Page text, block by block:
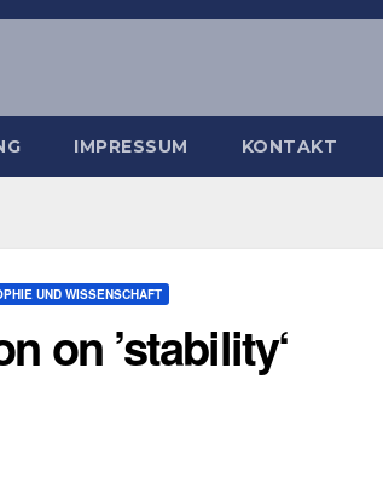
IMPRESSUM KONTAKT
UND WISSENSCHAFT
on ’stability‘